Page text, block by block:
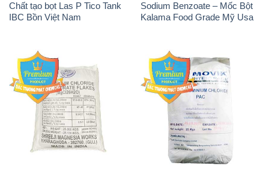
Chất tạo bọt Las P Tico Tank
IBC Bồn Việt Nam
Sodium Benzoate – Mốc Bột
Kalama Food Grade Mỹ Usa